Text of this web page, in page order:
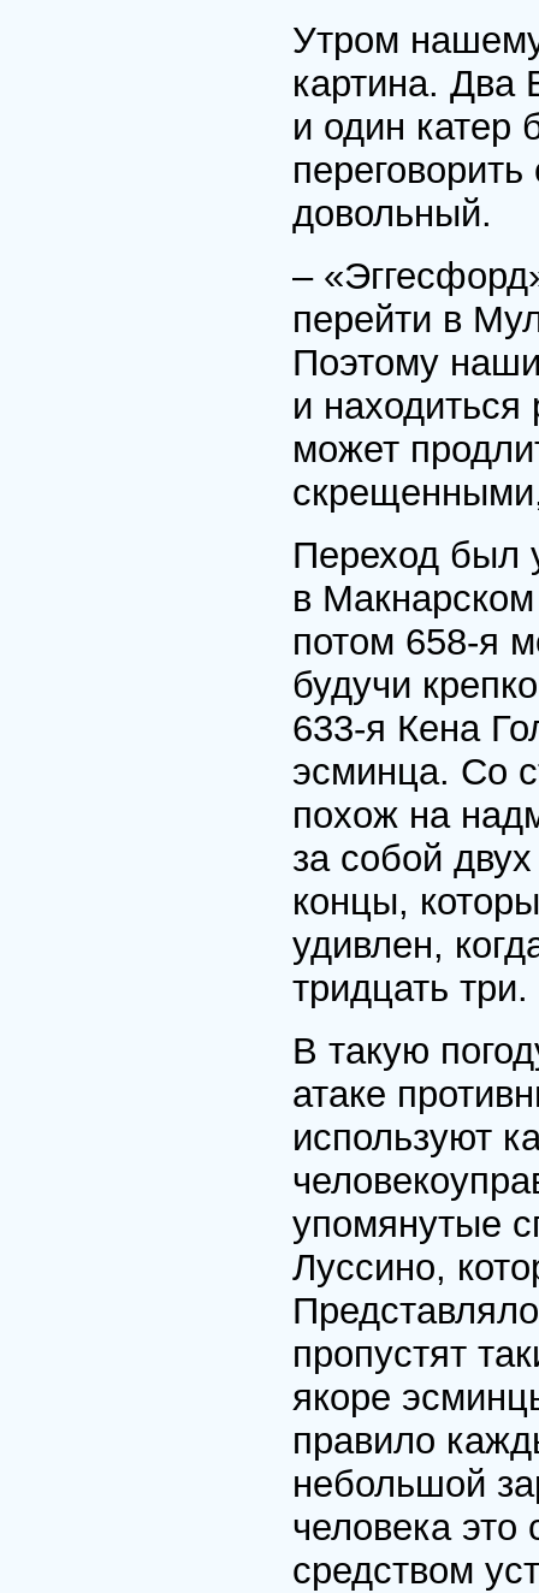
Утром
картина. Два
и один катер
довольный.
–
перейти в
Поэтому
и
может
Переход был
в
потом 658-я
будучи
633-я Кена
эсминца. Со
похож на
за собой
концы,
удивлен,
тридцать
В такую
атаке
используют
упомянутые
Луссино,
пропустят
якоре
правило
небольшой
человека
средством